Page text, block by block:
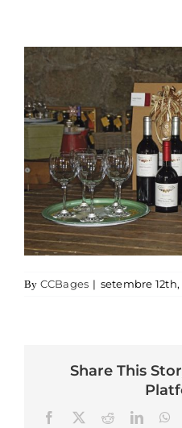
By CCBages | setembre 12th,
Share This
FacebookReddit